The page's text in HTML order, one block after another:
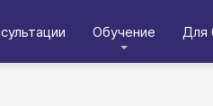
Обучение Для